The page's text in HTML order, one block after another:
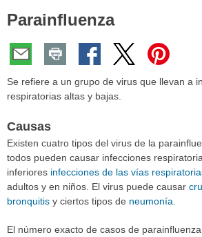
aquí:
Parainfluenza
Se refiere a un grupo de virus que llevan a
respiratorias altas y bajas.
Causas
Existen cuatro tipos del virus de la
todos pueden causar infecciones
inferiores infecciones de las vías
adultos y en niños. El virus puede causar
bronquitis y ciertos tipos de neumonía
El número exacto de casos de